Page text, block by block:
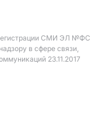
СМИ ЭЛ №ФС
в сфере связи,
23.11.2017